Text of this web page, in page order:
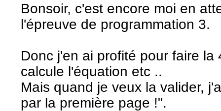
Bonsoir, c'est encore moi en
l'épreuve de programmation 3.
Donc j'en ai profité pour faire
calcule l'équation etc ..
Mais quand je veux la valider,
par la première page !".